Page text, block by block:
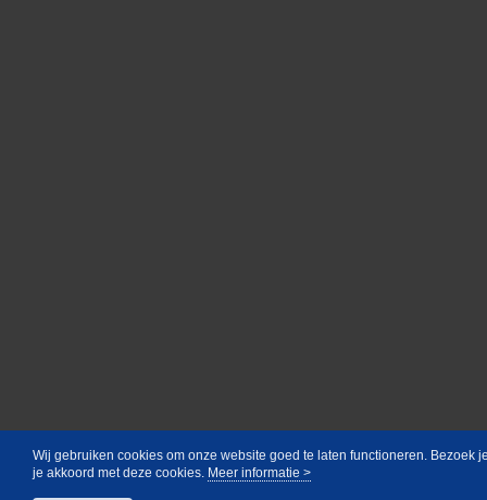
Wij gebruiken cookies om onze website goed te laten functioneren. Bezoek
je akkoord met deze cookies. Meer informatie >